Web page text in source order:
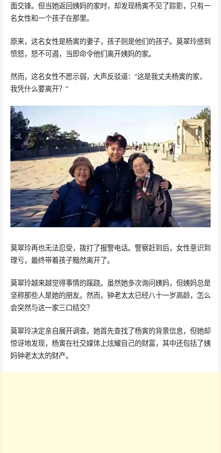
面交锋。但当她返回姨妈的家时，却发现杨寅不见了踪影，只有一
名女性和一个孩子在那里。
原来，这名女性是杨寅的妻子，孩子则是他们的孩子。莫翠玲感到
愤怒，怒不可遏，当即命令他们离开姨妈的家。
然而，这名女性不愿示弱，大声反驳道：“这是我丈夫杨寅的家，
我凭什么要离开？”
莫翠玲再也无法忍受，拨打了报警电话。警察赶到后，女性意识到
理亏，最终带着孩子黯然离开了。
莫翠玲越来越觉得事情的蹊跷。虽然她多次询问姨妈，但姨妈总是
坚称那些人是她的朋友。然而，钟老太太已经八十一岁高龄，怎么
会突然与这一家三口结交？
莫翠玲决定亲自展开调查。她首先查找了杨寅的背景信息，但她却
惊讶地发现，杨寅在社交媒体上炫耀自己的财富，其中还包括了姨
妈钟老太太的财产。